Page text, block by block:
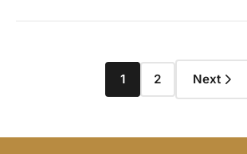
1 2 Next